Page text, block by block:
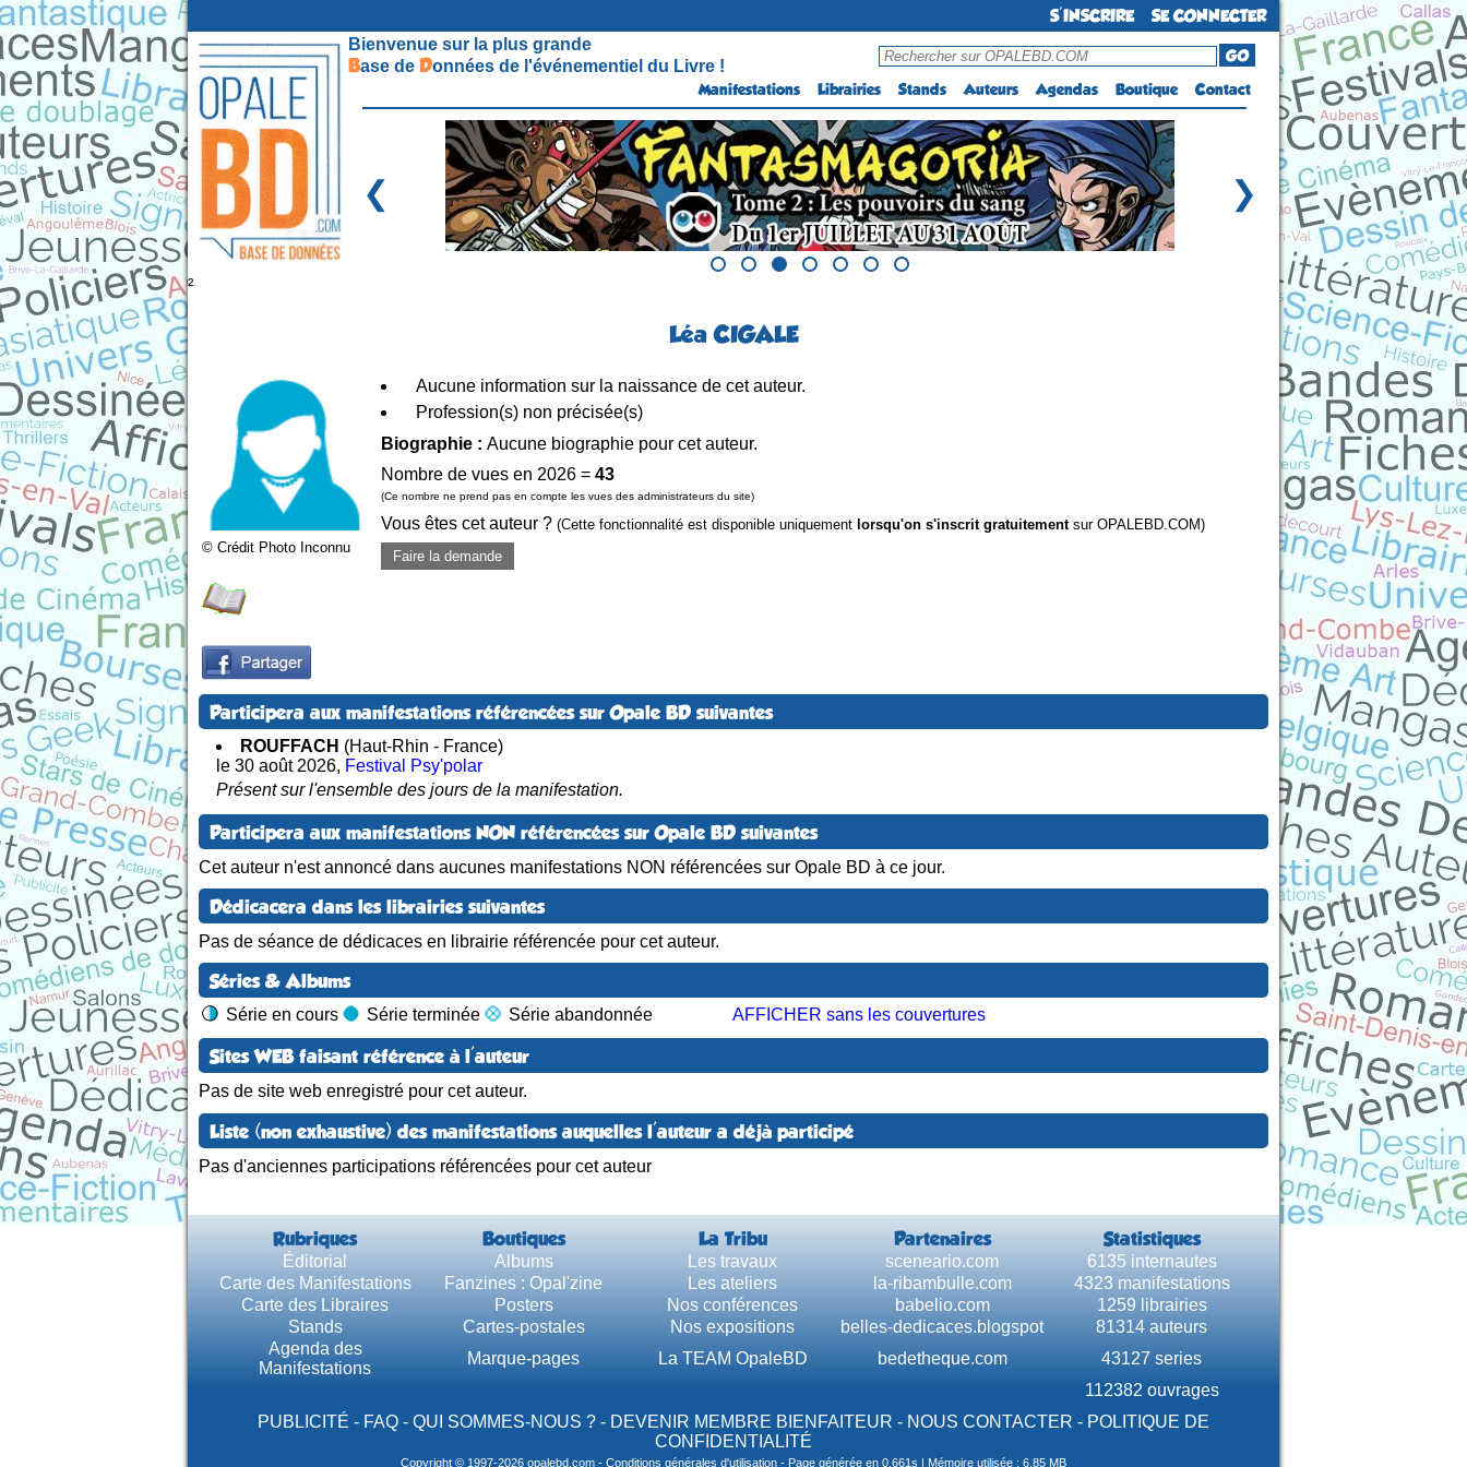
S'INSCRIRE
SE CONNECTER
Bienvenue sur la plus grande
Base de Données de l'événementiel du Livre !
GO
Manifestations
Librairies Stands Auteurs Agendas Boutique Contact
❮ ❯
²
Léa CIGALE
© Crédit Photo Inconnu
Aucune information sur la naissance de cet auteur.
Profession(s) non précisée(s)
Biographie : Aucune biographie pour cet auteur.
Nombre de vues en 2026 = 43
(Ce nombre ne prend pas en compte les vues des administrateurs du site)
Vous êtes cet auteur ? (Cette fonctionnalité est disponible uniquement lorsqu'on s'inscrit gratuitementsur OPALEBD.COM)
Faire la demande
Participera aux manifestations référencées sur Opale BD suivantes
ROUFFACH (Haut-Rhin - France)
le 30 août 2026, Festival Psy'polar
Présent sur l'ensemble des jours de la manifestation.
Participera aux manifestations NON référencées sur Opale BD suivantes
Cet auteur n'est annoncé dans aucunes manifestations NON référencées sur Opale BD à ce jour.
Dédicacera dans les librairies suivantes
Pas de séance de dédicaces en librairie référencée pour cet auteur.
Séries & Albums
Série en cours Série terminée Série abandonnée AFFICHER sans les couvertures
Sites WEB faisant référence à l'auteur
Pas de site web enregistré pour cet auteur.
Liste (non exhaustive) des manifestations auquelles l'auteur a déjà participé
Pas d'anciennes participations référencées pour cet auteur
Rubriques Boutiques La Tribu Partenaires Statistiques
Éditorial Albums Les travaux sceneario.com
6135 internautes
Carte des Manifestations
Fanzines : Opal'zine Les ateliers la-ribambulle.com
4323 manifestations
Carte des Libraires
Posters Nos conférences babelio.com
1259 librairies
Stands
Cartes-postales Nos expositions belles-dedicaces.blogspot
81314 auteurs
Agenda des
Manifestations
Marque-pages La TEAM OpaleBD bedetheque.com
43127 series
112382 ouvrages
PUBLICITÉ - FAQ - QUI SOMMES-NOUS ? - DEVENIR MEMBRE BIENFAITEUR - NOUS CONTACTER - POLITIQUE DE
CONFIDENTIALITÉ
Copyright © 1997-2026 opalebd.com - Conditions générales d'utilisation - Page générée en 0.661s | Mémoire utilisée : 6.85 MB